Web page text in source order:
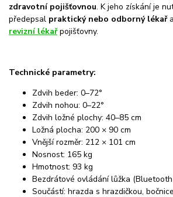
zdravotní pojišťovnou. K jeho získání je
předepsal praktický nebo odborný lékař
revizní lékařpojišťovny.
Technické parametry:
Zdvih beder: 0–72°
Zdvih nohou: 0–22°
Zdvih ložné plochy: 40–85 cm
Ložná plocha: 200 × 90 cm
Vnější rozměr: 212 × 101 cm
Nosnost: 165 kg
Hmotnost: 93 kg
Bezdrátové ovládání lůžka
Součástí: hrazda s hrazdičkou,